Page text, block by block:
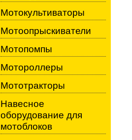
Мотокультиваторы
Мотоопрыскиватели
Мотопомпы
Мотороллеры
Мототракторы
Навесное
оборудование для
мотоблоков